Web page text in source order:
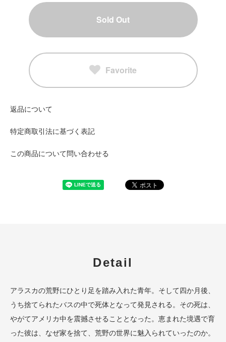
Sold Out
Favorite
返品について
特定商取引法に基づく表記
この商品について問い合わせる
Detail
アラスカの荒野にひとり足を踏み入れた青年。そして四か月後、
うち捨てられたバスの中で死体となって発見される。その死は、
やがてアメリカ中を震撼させることとなった。恵まれた境遇で育
った彼は、なぜ家を捨て、荒野の世界に魅入られていったのか。